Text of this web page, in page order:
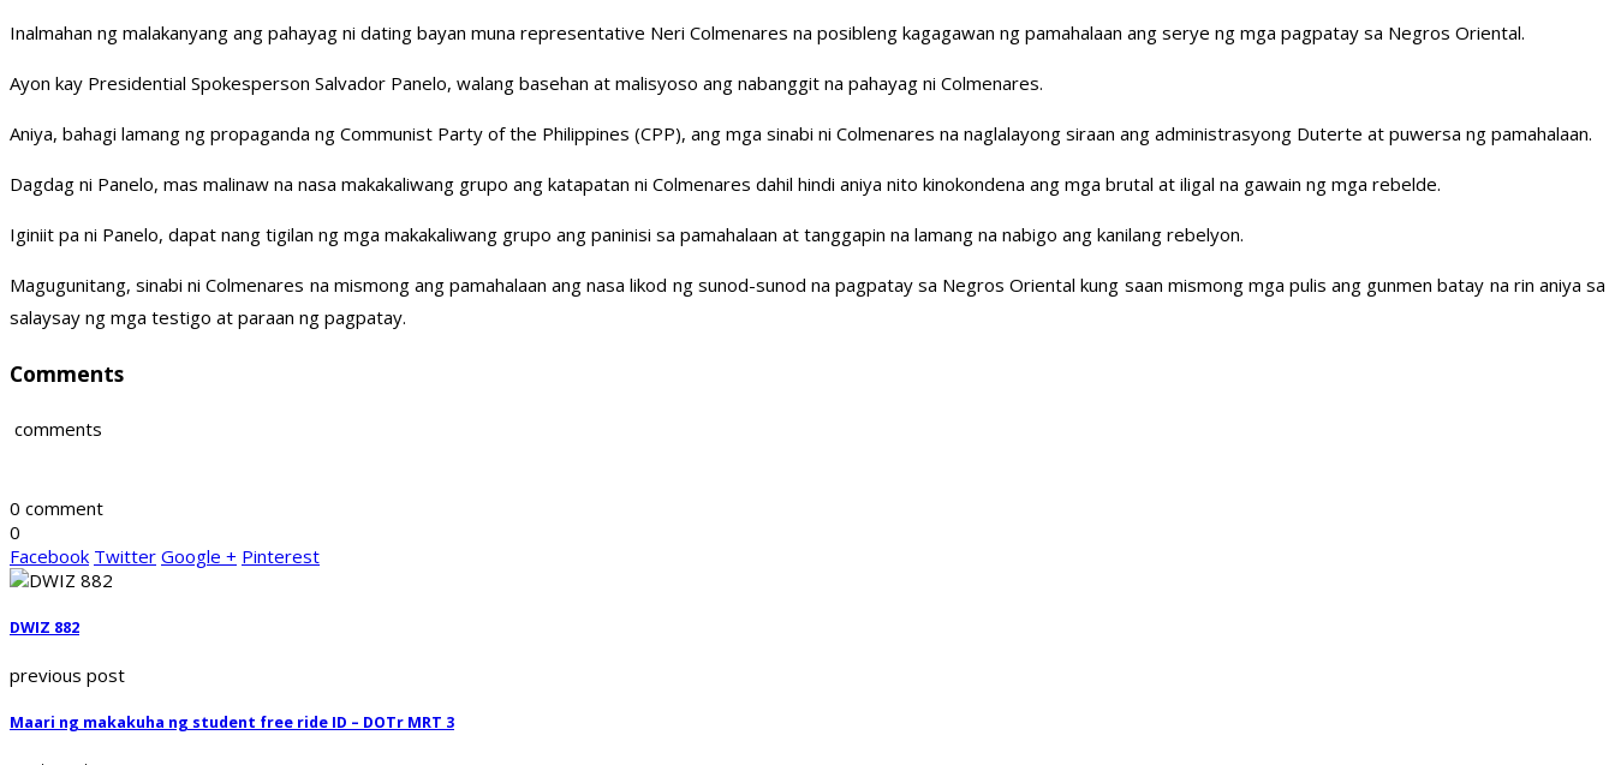
Inalmahan ng malakanyang ang pahayag ni dating bayan muna representative Neri Colmenares na posibleng kagagawan ng pamahalaan ang serye ng mga pagpatay sa Negros Oriental.
Ayon kay Presidential Spokesperson Salvador Panelo, walang basehan at malisyoso ang nabanggit na pahayag ni Colmenares.
Aniya, bahagi lamang ng propaganda ng Communist Party of the Philippines (CPP), ang mga sinabi ni Colmenares na naglalayong siraan ang administrasyong Duterte at puwersa ng pamahalaan.
Dagdag ni Panelo, mas malinaw na nasa makakaliwang grupo ang katapatan ni Colmenares dahil hindi aniya nito kinokondena ang mga brutal at iligal na gawain ng mga rebelde.
Iginiit pa ni Panelo, dapat nang tigilan ng mga makakaliwang grupo ang paninisi sa pamahalaan at tanggapin na lamang na nabigo ang kanilang rebelyon.
Magugunitang, sinabi ni Colmenares na mismong ang pamahalaan ang nasa likod ng sunod-sunod na pagpatay sa Negros Oriental kung saan mismong mga pulis ang gunmen batay na rin aniya sa
salaysay ng mga testigo at paraan ng pagpatay.
Comments
comments
0 comment
0
Facebook Twitter Google + Pinterest
DWIZ 882
previous post
Maari ng makakuha ng student free ride ID – DOTr MRT 3